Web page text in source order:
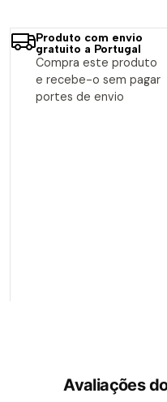
Produto com envio
gratuito a Portugal
Compra este produto
e recebe-o sem pagar
portes de envio
Avaliações